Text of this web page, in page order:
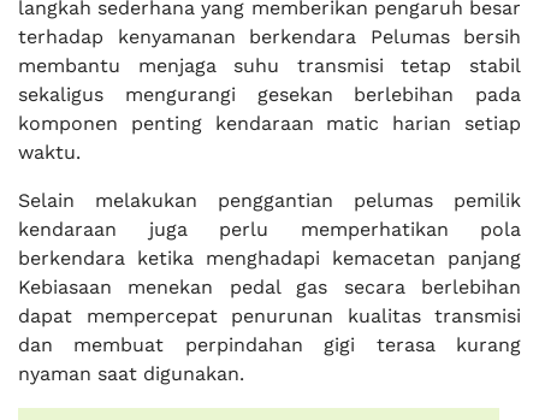
langkah sederhana yang memberikan pengaruh besar
terhadap kenyamanan berkendara Pelumas bersih
membantu menjaga suhu transmisi tetap stabil
sekaligus mengurangi gesekan berlebihan pada
komponen penting kendaraan matic harian setiap
waktu.
Selain melakukan penggantian pelumas pemilik
kendaraan juga perlu memperhatikan pola
berkendara ketika menghadapi kemacetan panjang
Kebiasaan menekan pedal gas secara berlebihan
dapat mempercepat penurunan kualitas transmisi
dan membuat perpindahan gigi terasa kurang
nyaman saat digunakan.